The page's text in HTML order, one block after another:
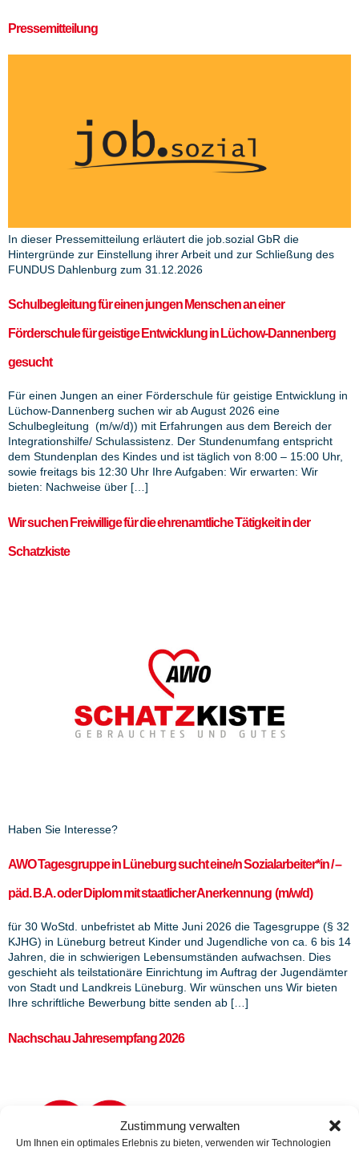
Zustimmung verwalten
Um Ihnen ein optimales Erlebnis zu bieten, verwenden wir Technologien
Pressemitteilung
In dieser Pressemitteilung erläutert die job.sozial GbR die
Hintergründe zur Einstellung ihrer Arbeit und zur Schließung des
FUNDUS Dahlenburg zum 31.12.2026
Schulbegleitung für einen jungen Menschen an einer
Förderschule für geistige Entwicklung in Lüchow-Dannenberg
gesucht
Für einen Jungen an einer Förderschule für geistige Entwicklung in
Lüchow-Dannenberg suchen wir ab August 2026 eine
Schulbegleitung (m/w/d)) mit Erfahrungen aus dem Bereich der
Integrationshilfe/ Schulassistenz. Der Stundenumfang entspricht
dem Stundenplan des Kindes und ist täglich von 8:00 – 15:00 Uhr,
sowie freitags bis 12:30 Uhr Ihre Aufgaben: Wir erwarten: Wir
bieten: Nachweise über […]
Wir suchen Freiwillige für die ehrenamtliche Tätigkeit in der
Schatzkiste
Haben Sie Interesse?
AWO Tagesgruppe in Lüneburg sucht eine/n Sozialarbeiter*in / –
päd. B.A. oder Diplom mit staatlicher Anerkennung (m/w/d)
für 30 WoStd. unbefristet ab Mitte Juni 2026 die Tagesgruppe (§ 32
KJHG) in Lüneburg betreut Kinder und Jugendliche von ca. 6 bis 14
Jahren, die in schwierigen Lebensumständen aufwachsen. Dies
geschieht als teilstationäre Einrichtung im Auftrag der Jugendämter
von Stadt und Landkreis Lüneburg. Wir wünschen uns Wir bieten
Ihre schriftliche Bewerbung bitte senden ab […]
Nachschau Jahresempfang 2026